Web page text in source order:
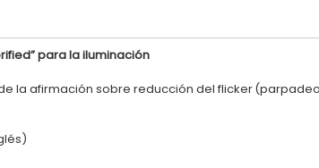
para la iluminación
la afirmación sobre reducción del flicker (parpadeo